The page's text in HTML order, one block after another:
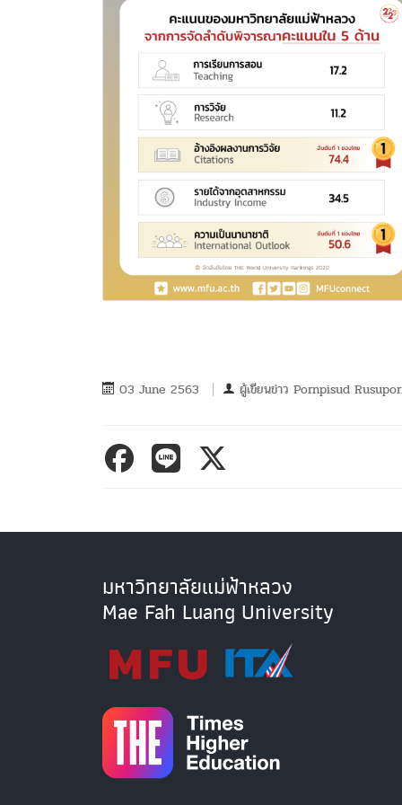
03 June 2563 ผู้เขียนข่าว Pornpisud
มหาวิทยาลัยแม่ฟ้าหลวง
Mae Fah Luang University